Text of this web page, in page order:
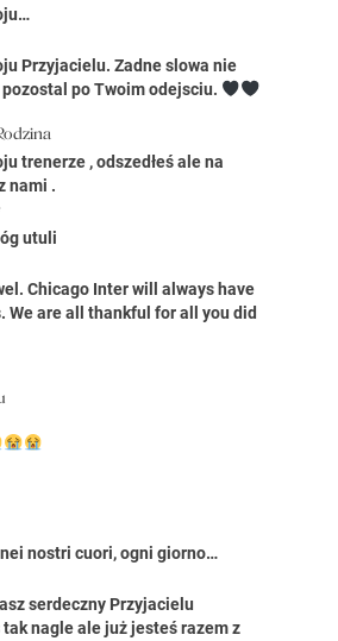
Przyjacielu. Zadne slowa nie
po Twoim odejsciu.
trenerze , odszedłeś ale na
nami .
utuli
Chicago Inter will always have
We are all thankful for all you did
nostri cuori, ogni giorno…
serdeczny Przyjacielu
tak nagle ale już jesteś razem z